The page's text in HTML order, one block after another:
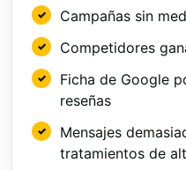
Campañas sin
Competidores
Ficha de Google
reseñas
Mensajes
tratamientos de